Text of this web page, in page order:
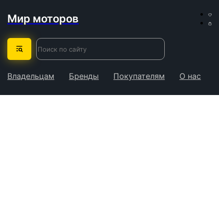
Мир моторов
Владельцам Бренды Покупателям О нас